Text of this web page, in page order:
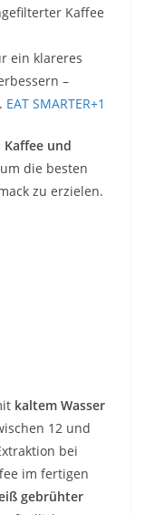
Kaffee
ein klareres
–
EAT SMARTER+1
und
die besten
zu erzielen.
kaltem Wasser
12 und
bei
im fertigen
gebrühter